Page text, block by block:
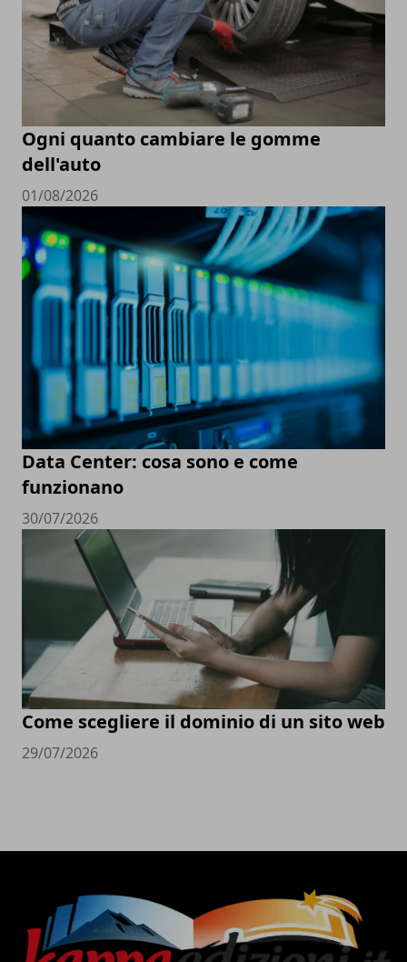
Ogni quanto cambiare le gomme
dell'auto
01/08/2026
Data Center: cosa sono e come
funzionano
30/07/2026
Come scegliere il dominio di un sito web
29/07/2026